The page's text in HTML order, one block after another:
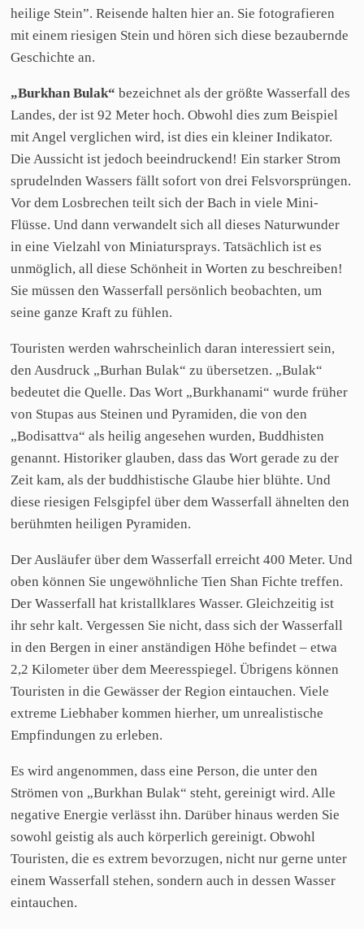
heilige Stein”. Reisende halten hier an. Sie fotografieren
mit einem riesigen Stein und hören sich diese bezaubernde
Geschichte an.
„Burkhan Bulak“ bezeichnet als der größte Wasserfall des
Landes, der ist 92 Meter hoch. Obwohl dies zum Beispiel
mit Angel verglichen wird, ist dies ein kleiner Indikator.
Die Aussicht ist jedoch beeindruckend! Ein starker Strom
sprudelnden Wassers fällt sofort von drei Felsvorsprüngen.
Vor dem Losbrechen teilt sich der Bach in viele Mini-
Flüsse. Und dann verwandelt sich all dieses Naturwunder
in eine Vielzahl von Miniatursprays. Tatsächlich ist es
unmöglich, all diese Schönheit in Worten zu beschreiben!
Sie müssen den Wasserfall persönlich beobachten, um
seine ganze Kraft zu fühlen.
Touristen werden wahrscheinlich daran interessiert sein,
den Ausdruck „Burhan Bulak“ zu übersetzen. „Bulak“
bedeutet die Quelle. Das Wort „Burkhanami“ wurde früher
von Stupas aus Steinen und Pyramiden, die von den
„Bodisattva“ als heilig angesehen wurden, Buddhisten
genannt. Historiker glauben, dass das Wort gerade zu der
Zeit kam, als der buddhistische Glaube hier blühte. Und
diese riesigen Felsgipfel über dem Wasserfall ähnelten den
berühmten heiligen Pyramiden.
Der Ausläufer über dem Wasserfall erreicht 400 Meter. Und
oben können Sie ungewöhnliche Tien Shan Fichte treffen.
Der Wasserfall hat kristallklares Wasser. Gleichzeitig ist
ihr sehr kalt. Vergessen Sie nicht, dass sich der Wasserfall
in den Bergen in einer anständigen Höhe befindet – etwa
2,2 Kilometer über dem Meeresspiegel. Übrigens können
Touristen in die Gewässer der Region eintauchen. Viele
extreme Liebhaber kommen hierher, um unrealistische
Empfindungen zu erleben.
Es wird angenommen, dass eine Person, die unter den
Strömen von „Burkhan Bulak“ steht, gereinigt wird. Alle
negative Energie verlässt ihn. Darüber hinaus werden Sie
sowohl geistig als auch körperlich gereinigt. Obwohl
Touristen, die es extrem bevorzugen, nicht nur gerne unter
einem Wasserfall stehen, sondern auch in dessen Wasser
eintauchen.